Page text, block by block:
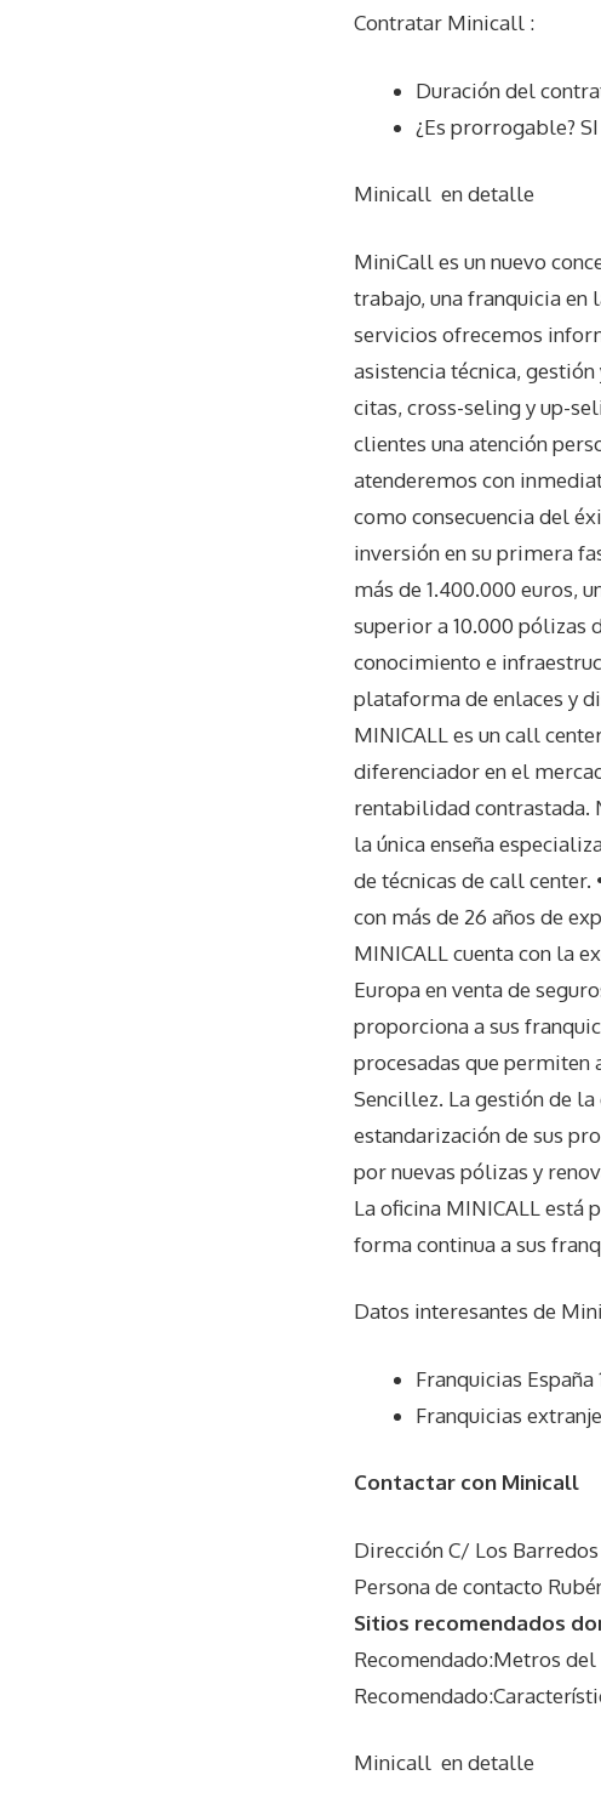
Contratar Minicall :
Duración del
¿Es prorrogable? SI
Minicall en detalle
MiniCall es un nuevo
trabajo, una franquicia en
servicios ofrecemos
asistencia técnica,
citas, cross-seling y up-
clientes una atención
atenderemos con
como consecuencia del
inversión en su primera
más de 1.400.000 euros,
superior a 10.000 pólizas
conocimiento e
plataforma de enlaces y
MINICALL es un call
diferenciador en el
rentabilidad contrastada.
la única enseña
de técnicas de call
con más de 26 años de
MINICALL cuenta con la
Europa en venta de
proporciona a sus
procesadas que permiten
Sencillez. La gestión de
estandarización de sus
por nuevas pólizas y
La oficina MINICALL está
forma continua a sus
Datos interesantes de
Franquicias España
Franquicias
Contactar con Minicall
Dirección C/ Los
Persona de contacto
Sitios recomendados
Recomendado:Metros
Minicall en detalle